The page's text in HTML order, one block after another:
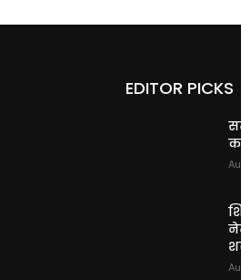
EDITOR PICKS